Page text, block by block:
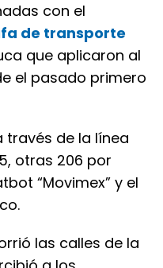
con el
de transporte
que aplicaron al
el pasado primero
través de la línea
otras 206 por
“Movimex” y el
las calles de la